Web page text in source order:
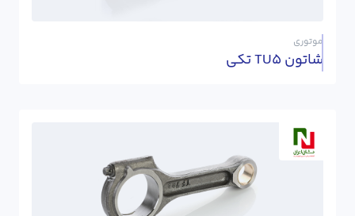
موتوری
شاتون TU5 تکی